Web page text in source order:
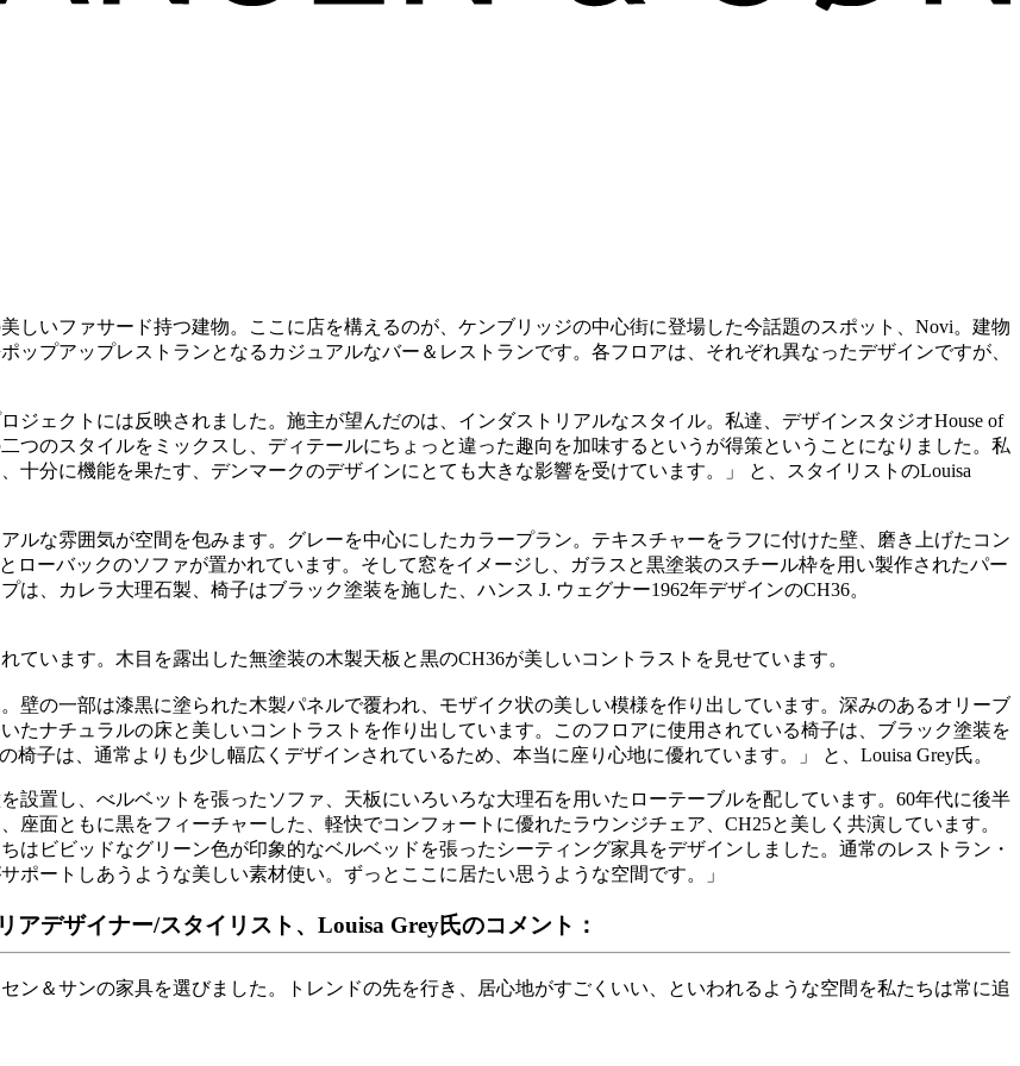
しいファサード持つ建物。ここに店を構えるのが、ケンブリッジの中心街に登場した今話題のスポット、Novi。建物
プアップレストランとなるカジュアルなバー＆レストランです。各フロアは、それぞれ異なったデザインですが、
ジェクトには反映されました。施主が望んだのは、インダストリアルなスタイル。私達、デザインスタジオHouse of
つのスタイルをミックスし、ディテールにちょっと違った趣向を加味するというが得策ということになりました。私
十分に機能を果たす、デンマークのデザインにとても大きな影響を受けています。」 と、スタイリストのLouisa
ルな雰囲気が空間を包みます。グレーを中心にしたカラープラン。テキスチャーをラフに付けた壁、磨き上げたコン
ローバックのソファが置かれています。そして窓をイメージし、ガラスと黒塗装のスチール枠を用い製作されたパー
、カレラ大理石製、椅子はブラック塗装を施した、ハンス J. ウェグナー1962年デザインのCH36。
います。木目を露出した無塗装の木製天板と黒のCH36が美しいコントラストを見せています。
壁の一部は漆黒に塗られた木製パネルで覆われ、モザイク状の美しい模様を作り出しています。深みのあるオリーブ
たナチュラルの床と美しいコントラストを作り出しています。このフロアに使用されている椅子は、ブラック塗装を
子は、通常よりも少し幅広くデザインされているため、本当に座り心地に優れています。」 と、Louisa Grey氏。
設置し、べルベットを張ったソファ、天板にいろいろな大理石を用いたローテーブルを配しています。60年代に後半
面ともに黒をフィーチャーした、軽快でコンフォートに優れたラウンジチェア、CH25と美しく共演しています。
はビビッドなグリーン色が印象的なベルベッドを張ったシーティング家具をデザインしました。通常のレストラン・
ートしあうような美しい素材使い。ずっとここに居たい思うような空間です。」
デザイナー/スタイリスト、Louisa Grey氏のコメント：
ン＆サンの家具を選びました。トレンドの先を行き、居心地がすごくいい、といわれるような空間を私たちは常に追